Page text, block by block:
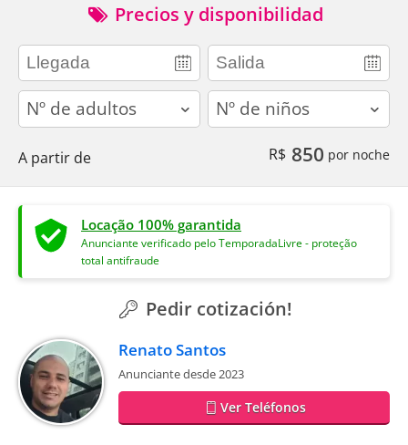
Precios y disponibilidad
adults children
A partir de R$ 850 por noche
Locação 100% garantida
Anunciante verificado pelo TemporadaLivre - proteção
total antifraude
Pedir cotización!
Renato Santos
Anunciante desde 2023
Ver Teléfonos